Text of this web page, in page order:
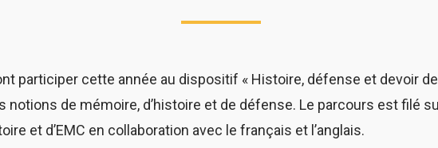
participer cette année au dispositif « Histoire, défense et devoir
notions de mémoire, d’histoire et de défense. Le parcours est filé
et d’EMC en collaboration avec le français et l’anglais.